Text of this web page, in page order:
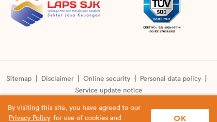
Sitemap Disclaimer Online security
Personal data policy
Service update notice
© Copyright 2026 PT FWD Insurance Indonesia. All rights
By visiting this site, you have agreed to our
Privacy Policy for use of cookies and OK